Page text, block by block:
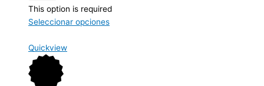
This option is required
Seleccionar opciones
Quickview